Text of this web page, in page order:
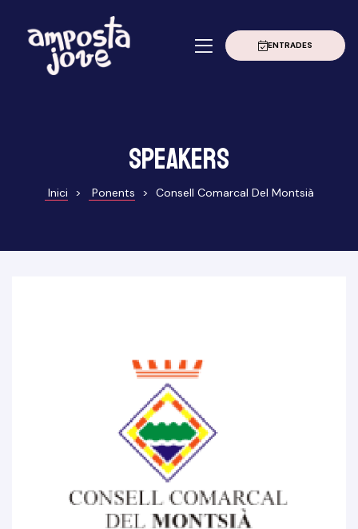
ENTRADES
Speakers
Inici > Ponents > Consell Comarcal Del Montsià